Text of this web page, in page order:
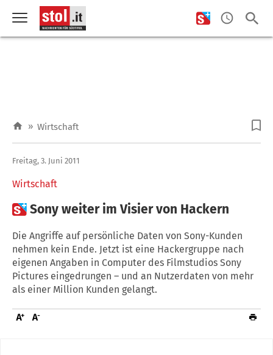
» Wirtschaft
Wirtschaft
Freitag, 3. Juni 2011
Sony weiter im Visier von Hackern
Die Angriffe auf persönliche Daten von Sony-Kunden
nehmen kein Ende. Jetzt ist eine Hackergruppe nach
eigenen Angaben in Computer des Filmstudios Sony
Pictures eingedrungen – und an Nutzerdaten von mehr
als einer Million Kunden gelangt.